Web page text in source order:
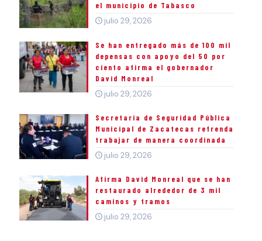
el municipio de Tabasco
julio 29, 2026
Se han entregado más de 100 mil
depensas con apoyo del 50 por
ciento afirma el gobernador
David Monreal
julio 29, 2026
Secretaría de Seguridad Pública
Municipal de Zacatecas refrenda
trabajar de manera coordinada
julio 29, 2026
Afirma David Monreal que se han
restaurado alrededor de 3 mil
caminos y tramos
julio 29, 2026